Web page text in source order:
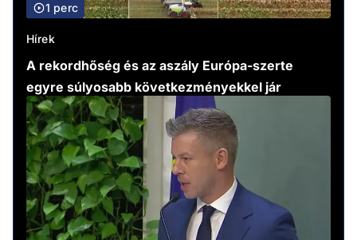
1 perc
Hírek
A rekordhőség és az aszály Európa-szerte
egyre súlyosabb következményekkel jár